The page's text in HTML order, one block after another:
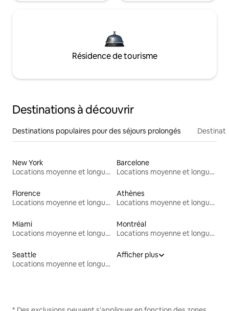
Résidence de tourisme
Destinations à découvrir
Destinations populaires pour des séjours prolongés
New York
Locations moyenne et longue durée
Barcelone
Locations moyenne et longue durée
Florence
Locations moyenne et longue durée
Athènes
Locations moyenne et longue durée
Miami
Locations moyenne et longue durée
Montréal
Locations moyenne et longue durée
Seattle
Locations moyenne et longue durée
Afficher plus